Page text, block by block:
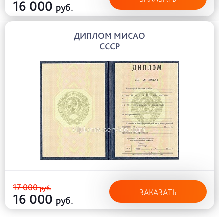
16 000 руб.
ДИПЛОМ МИСАО
СССР
17 000руб.
16 000 руб.
ЗАКАЗАТЬ